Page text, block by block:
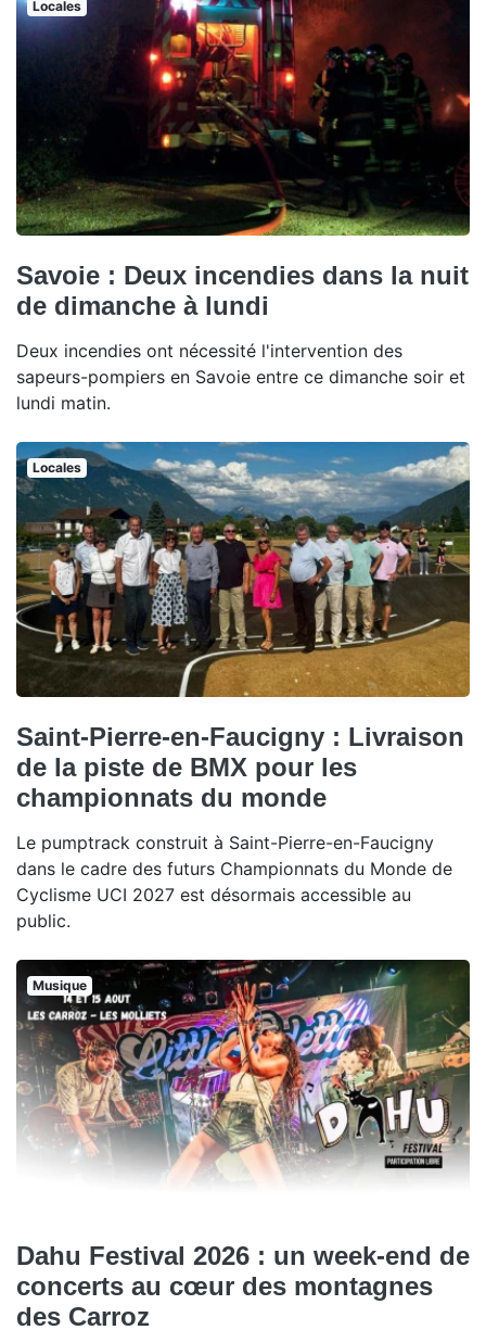
Locales
Savoie : Deux incendies dans la nuit
de dimanche à lundi
Deux incendies ont nécessité l'intervention des
sapeurs-pompiers en Savoie entre ce dimanche soir et
lundi matin.
Locales
Saint-Pierre-en-Faucigny : Livraison
de la piste de BMX pour les
championnats du monde
Le pumptrack construit à Saint-Pierre-en-Faucigny
dans le cadre des futurs Championnats du Monde de
Cyclisme UCI 2027 est désormais accessible au
public.
Musique
Dahu Festival 2026 : un week-end de
concerts au cœur des montagnes
des Carroz